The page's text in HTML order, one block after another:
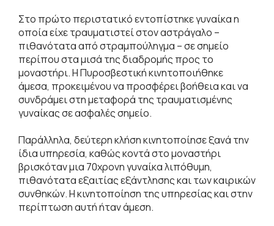
Στο πρώτο περιστατικό εντοπίστηκε γυναίκα η
οποία είχε τραυματιστεί στον αστράγαλο –
πιθανότατα από στραμπούληγμα – σε σημείο
περίπου στα μισά της διαδρομής προς το
μοναστήρι. Η Πυροσβεστική κινητοποιήθηκε
άμεσα, προκειμένου να προσφέρει βοήθεια και να
συνδράμει στη μεταφορά της τραυματισμένης
γυναίκας σε ασφαλές σημείο.
Παράλληλα, δεύτερη κλήση κινητοποίησε ξανά την
ίδια υπηρεσία, καθώς κοντά στο μοναστήρι
βρισκόταν μια 70χρονη γυναίκα λιπόθυμη,
πιθανότατα εξαιτίας εξάντλησης και των καιρικών
συνθηκών. Η κινητοποίηση της υπηρεσίας και στην
περίπτωση αυτή ήταν άμεση.